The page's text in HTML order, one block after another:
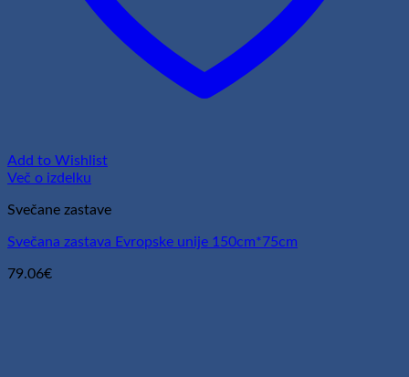
Add to Wishlist
Več o izdelku
Svečane zastave
Svečana zastava Evropske unije 150cm*75cm
79.06€